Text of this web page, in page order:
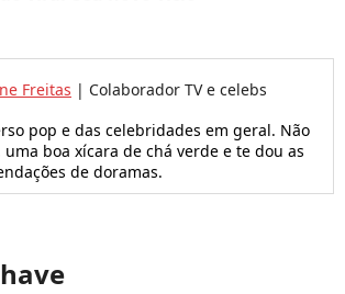
Freitas | Colaborador TV e celebs
pop e das celebridades em geral. Não
boa xícara de chá verde e te dou as
de doramas.